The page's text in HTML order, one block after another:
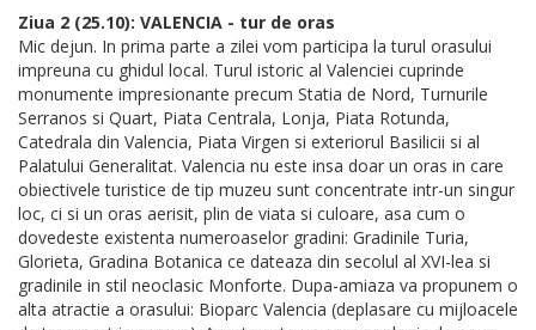
Ziua 2 (25.10): VALENCIA - tur de oras
Mic dejun. In prima parte a zilei vom participa la turul orasului
impreuna cu ghidul local. Turul istoric al Valenciei cuprinde
monumente impresionante precum Statia de Nord, Turnurile
Serranos si Quart, Piata Centrala, Lonja, Piata Rotunda,
Catedrala din Valencia, Piata Virgen si exteriorul Basilicii si al
Palatului Generalitat. Valencia nu este insa doar un oras in care
obiectivele turistice de tip muzeu sunt concentrate intr-un singur
loc, ci si un oras aerisit, plin de viata si culoare, asa cum o
dovedeste existenta numeroaselor gradini: Gradinile Turia,
Glorieta, Gradina Botanica ce dateaza din secolul al XVI-lea si
gradinile in stil neoclasic Monforte. Dupa-amiaza va propunem o
alta atractie a orasului: Bioparc Valencia (deplasare cu mijloacele